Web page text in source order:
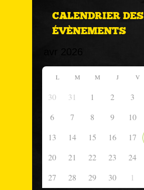
CALENDRIER DES
ÉVÈNEMENTS
L M M J V
30 31 1 2 3
6
7 8 9 10
13
14 15 16 17
20
21 22 23 24
27
28 29 30 1